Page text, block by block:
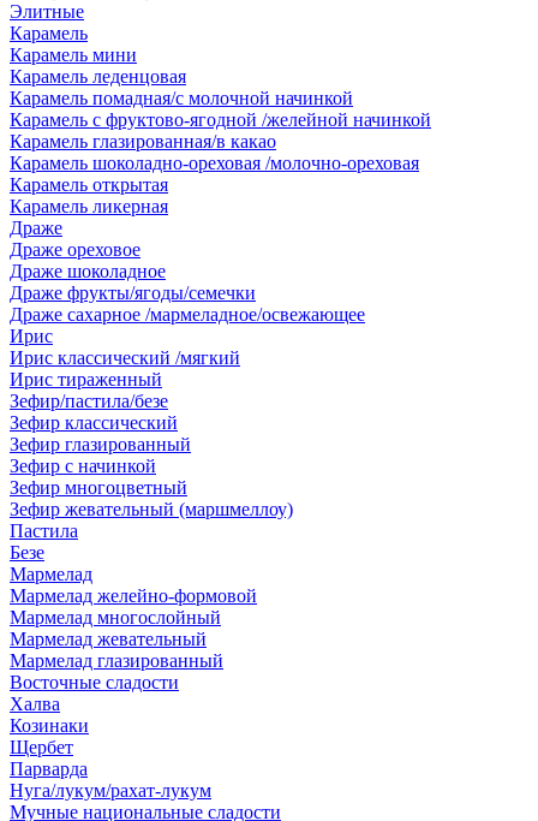
Элитные
Карамель
Карамель мини
Карамель леденцовая
Карамель помадная/с молочной начинкой
Карамель с фруктово-ягодной /желейной начинкой
Карамель глазированная/в какао
Карамель шоколадно-ореховая /молочно-ореховая
Карамель открытая
Карамель ликерная
Драже
Драже ореховое
Драже шоколадное
Драже фрукты/ягоды/семечки
Драже сахарное /мармеладное/освежающее
Ирис
Ирис классический /мягкий
Ирис тираженный
Зефир/пастила/безе
Зефир классический
Зефир глазированный
Зефир с начинкой
Зефир многоцветный
Зефир жевательный (маршмеллоу)
Пастила
Безе
Мармелад
Мармелад желейно-формовой
Мармелад многослойный
Мармелад жевательный
Мармелад глазированный
Восточные сладости
Халва
Козинаки
Щербет
Парварда
Нуга/лукум/рахат-лукум
Мучные национальные сладости